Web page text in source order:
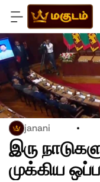
janani
இரு
முக்கிய